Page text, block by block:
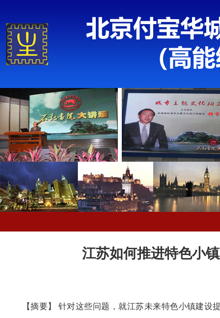
江苏如何推进特色小
【摘要】 针对这些问题，就江苏未来特色小镇建